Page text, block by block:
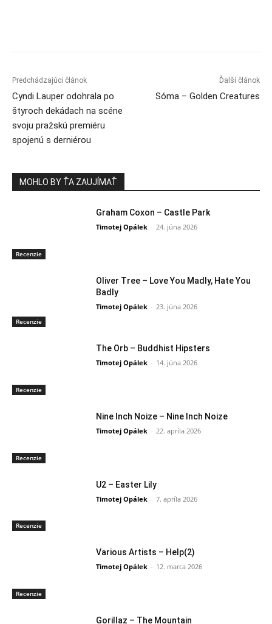
Predchádzajúci článok
Cyndi Lauper odohrala po
štyroch dekádach na scéne
svoju pražskú premiéru
spojenú s derniérou
Ďalší článok
Sóma – Golden Creatures
MOHLO BY ŤA ZAUJÍMAŤ
Recenzie
Graham Coxon – Castle Park
Timotej Opálek - 24. júna 2026
Recenzie
Oliver Tree – Love You Madly, Hate You
Badly
Timotej Opálek - 23. júna 2026
Recenzie
The Orb – Buddhist Hipsters
Timotej Opálek - 14. júna 2026
Recenzie
Nine Inch Noize – Nine Inch Noize
Timotej Opálek - 22. apríla 2026
Recenzie
U2 – Easter Lily
Timotej Opálek - 7. apríla 2026
Recenzie
Various Artists – Help(2)
Timotej Opálek - 12. marca 2026
Gorillaz – The Mountain